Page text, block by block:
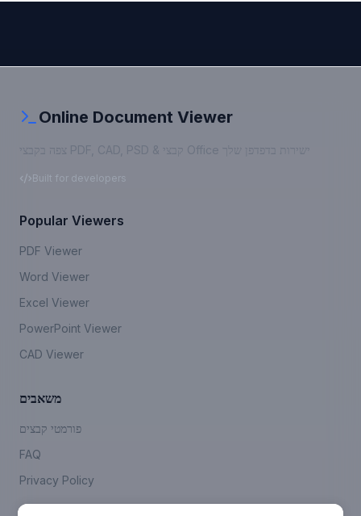
Online Document Viewer
צפה בקבצי PDF, CAD, PSD & קבצי Office ישירות בדפדפן שלך
Built for developers
Popular Viewers
PDF Viewer
Word Viewer
Excel Viewer
PowerPoint Viewer
CAD Viewer
משאבים
פורמטי קבצים
FAQ
Privacy Policy